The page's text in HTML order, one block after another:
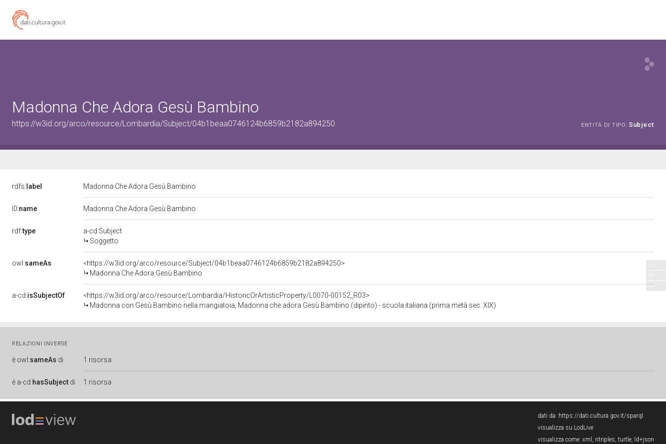
Madonna Che Adora Gesù Bambino
https://w3id.org/arco/resource/Lombardia/Subject/04b1beaa0746124b6859b2182a894250 ENTITÀ DI TIPO: Subject
rdfs: label Madonna Che Adora Gesù Bambino
l0:name Madonna Che Adora Gesù Bambino
rdf:type
a-cd:Subject
Soggetto
owl:sameAs
<https://w3id.org/arco/resource/Subject/04b1beaa0746124b6859b2182a894250>
Madonna Che Adora Gesù Bambino
a-cd:isSubjectOf
<https://w3id.org/arco/resource/Lombardia/HistoricOrArtisticProperty/L0070-00152_R03>
Madonna con Gesù Bambino nella mangiatoia, Madonna che adora Gesù Bambino (dipinto) - scuola italiana (prima metà sec. XIX)
RELAZIONI INVERSE
è owl:sameAs di 1 risorsa
è a-cd:hasSubject di 1 risorsa
dati da: https://dati.cultura.gov.it/sparql
visualizza su LodLive
visualizza come: xml , ntriples, turtle, ld+json